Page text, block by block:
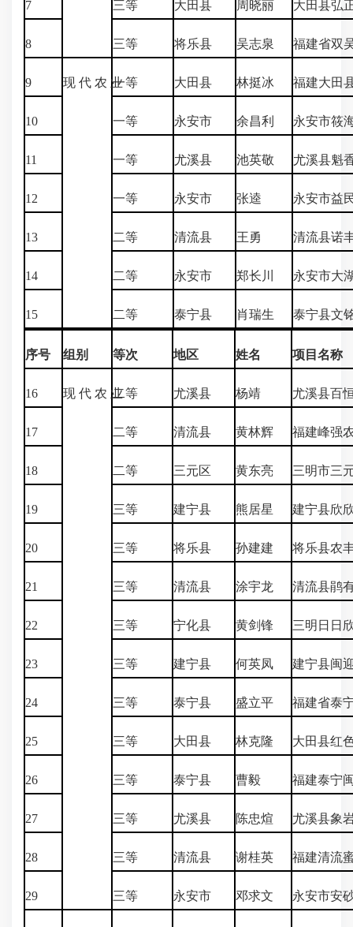
7 三等 大田县 周晓丽 大田县弘
8 三等 将乐县 吴志泉 福建省双
9 现 代 农 业一等 大田县 林挺冰 福建大田
10 一等 永安市 余昌利 永安市筱
11 一等 尤溪县 池英敬 尤溪县魁
12 一等 永安市 张逵 永安市益
13 二等 清流县 王勇 清流县诺
14 二等 永安市 郑长川 永安市大
15 二等 泰宁县 肖瑞生 泰宁县文
序号 组别 等次 地区 姓名 项目名称
16 现 代 农 业二等 尤溪县 杨靖 尤溪县百
17 二等 清流县 黄林辉 福建峰强
18 二等 三元区 黄东亮 三明市三
19 三等 建宁县 熊居星 建宁县欣
20 三等 将乐县 孙建建 将乐县农
21 三等 清流县 涂宇龙 清流县鹃
22 三等 宁化县 黄剑锋 三明日日
23 三等 建宁县 何英凤 建宁县闽
24 三等 泰宁县 盛立平 福建省泰
25 三等 大田县 林克隆 大田县红
26 三等 泰宁县 曹毅 福建泰宁
27 三等 尤溪县 陈忠煊 尤溪县象
28 三等 清流县 谢桂英 福建清流
29 三等 永安市 邓求文 永安市安